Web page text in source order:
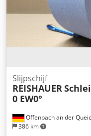
Offenbach an der
386 km
Slijpschijf
REISHAUER
0 EW0°